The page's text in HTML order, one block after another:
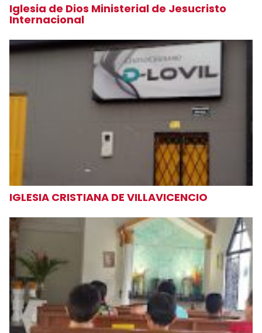
Iglesia de Dios Ministerial de Jesucristo
Internacional
IGLESIA CRISTIANA DE VILLAVICENCIO